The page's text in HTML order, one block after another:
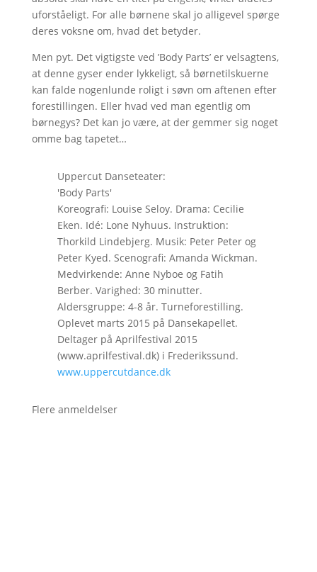
uforståeligt. For alle børnene skal jo alligevel spørge
deres voksne om, hvad det betyder.
Men pyt. Det vigtigste ved ’Body Parts’ er velsagtens,
at denne gyser ender lykkeligt, så børnetilskuerne
kan falde nogenlunde roligt i søvn om aftenen efter
forestillingen. Eller hvad ved man egentlig om
børnegys? Det kan jo være, at der gemmer sig noget
omme bag tapetet…
Uppercut Danseteater:
'Body Parts'
Koreografi: Louise Seloy. Drama: Cecilie
Eken. Idé: Lone Nyhuus. Instruktion:
Thorkild Lindebjerg. Musik: Peter Peter og
Peter Kyed. Scenografi: Amanda Wickman.
Medvirkende: Anne Nyboe og Fatih
Berber. Varighed: 30 minutter.
Aldersgruppe: 4-8 år. Turneforestilling.
Oplevet marts 2015 på Dansekapellet.
Deltager på Aprilfestival 2015
(www.aprilfestival.dk) i Frederikssund.
www.uppercutdance.dk
Flere anmeldelser